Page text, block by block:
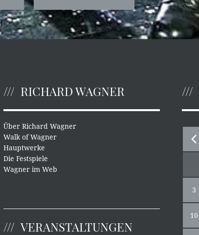
RICHARD WAGNER
Über Richard Wagner
Walk of Wagner
Hauptwerke
Die Festspiele
Wagner im Web
VERANSTALTUNGEN
3
10